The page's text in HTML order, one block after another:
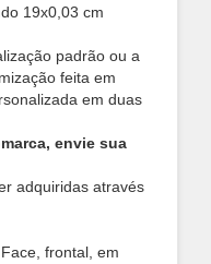
19x0,03 cm
padrão ou a
feita em
em duas
envie sua
adquiridas através
frontal, em